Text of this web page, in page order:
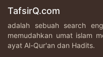
TafsirQ.com
adalah sebuah search
memudahkan umat islam
ayat Al-Qur'an dan Hadits.